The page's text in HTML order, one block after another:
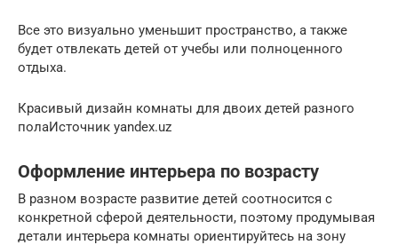
Все это визуально уменьшит пространство, а также
будет отвлекать детей от учебы или полноценного
отдыха.
Красивый дизайн комнаты для двоих детей разного
полаИсточник yandex.uz
Оформление интерьера по возрасту
В разном возрасте развитие детей соотносится с
конкретной сферой деятельности, поэтому продумывая
детали интерьера комнаты ориентируйтесь на зону